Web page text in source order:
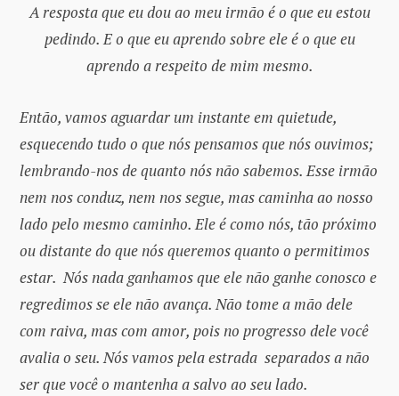
A resposta que eu dou ao meu irmão é o que eu estou
pedindo. E o que eu aprendo sobre ele é o que eu
aprendo a respeito de mim mesmo.
Então, vamos aguardar um instante em quietude,
esquecendo tudo o que nós pensamos que nós ouvimos;
lembrando-nos de quanto nós não sabemos. Esse irmão
nem nos conduz, nem nos segue, mas caminha ao nosso
lado pelo mesmo caminho. Ele é como nós, tão próximo
ou distante do que nós queremos quanto o permitimos
estar. Nós nada ganhamos que ele não ganhe conosco e
regredimos se ele não avança. Não tome a mão dele
com raiva, mas com amor, pois no progresso dele você
avalia o seu. Nós vamos pela estrada separados a não
ser que você o mantenha a salvo ao seu lado.